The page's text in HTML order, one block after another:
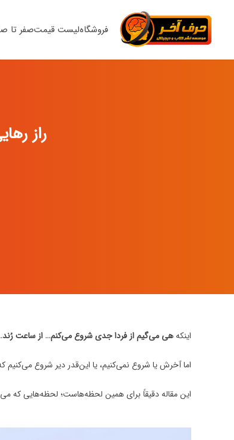
فروشگاهلیست قیمتصفر تا
راز
اینکههی می‌گیم از فردا جدی شروع می‌کنم… از ساعت رُند…
اما آخرش یا شروع نمی‌کنیم، یا این‌قدر دیر شروع می‌کنیم
این مقاله دقیقاً برای همین لحظه‌هاست؛ لحظه‌هایی که